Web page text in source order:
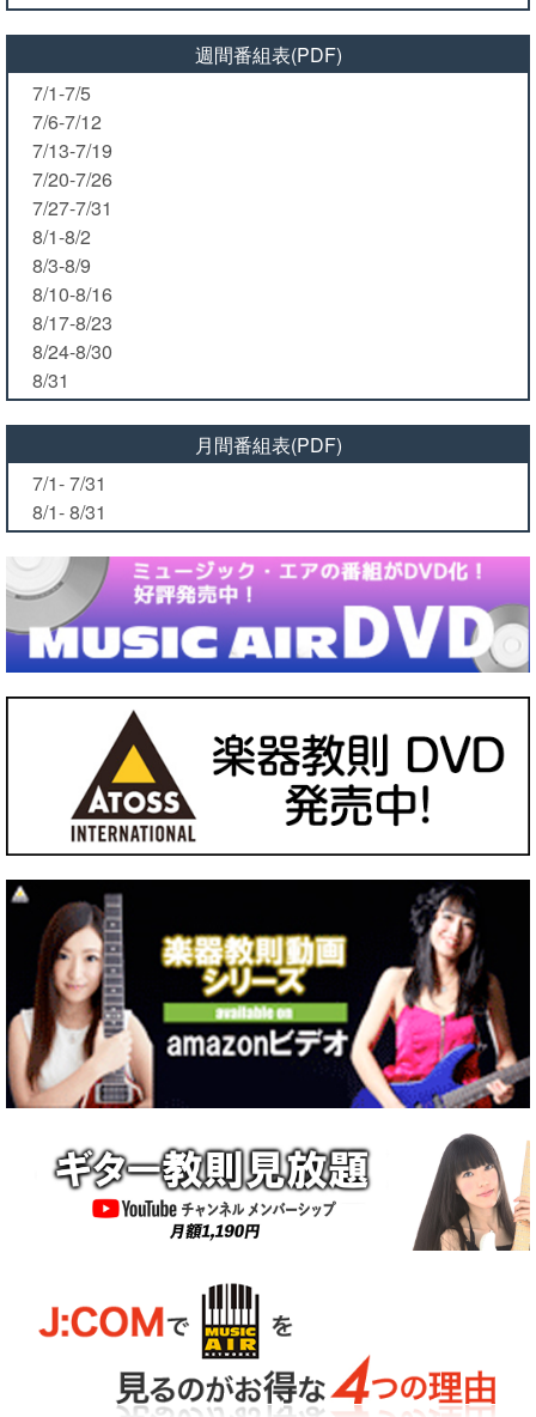
週間番組表(PDF)
7/1-7/5
7/6-7/12
7/13-7/19
7/20-7/26
7/27-7/31
8/1-8/2
8/3-8/9
8/10-8/16
8/17-8/23
8/24-8/30
8/31
月間番組表(PDF)
7/1- 7/31
8/1- 8/31